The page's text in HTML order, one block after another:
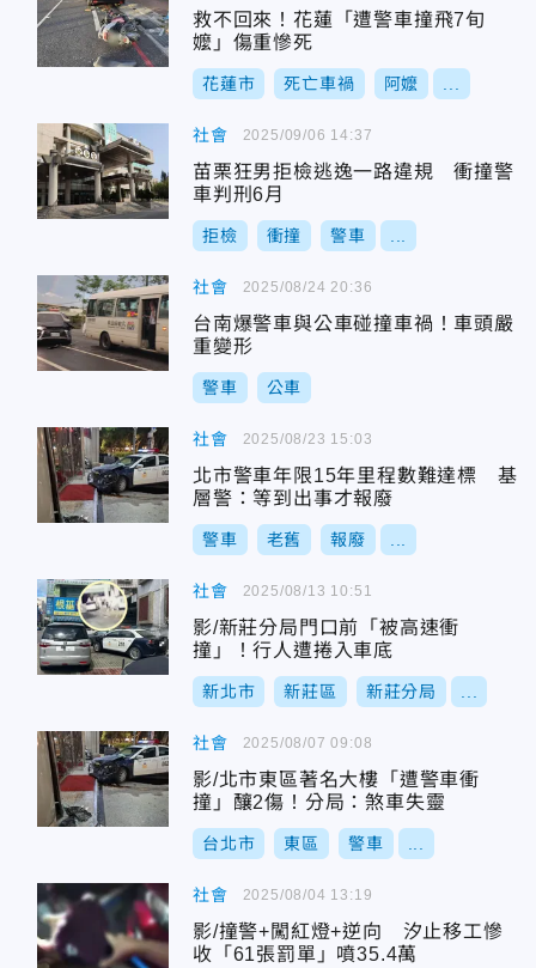
救不回來！花蓮「遭警車撞飛7旬
嬤」傷重慘死
花蓮市 死亡車禍 阿嬤
社會
苗栗狂男拒檢逃逸一路違規 衝撞警
車判刑6月
拒檢 衝撞 警車
2025/09/06 14:37
社會
台南爆警車與公車碰撞車禍！車頭嚴
重變形
警車 公車
2025/08/24 20:36
社會
北市警車年限15年里程數難達標 基
層警：等到出事才報廢
警車 老舊 報廢
2025/08/23 15:03
社會
影/新莊分局門口前「被高速衝
撞」！行人遭捲入車底
新北市 新莊區 新莊分局
2025/08/13 10:51
社會
影/北市東區著名大樓「遭警車衝
撞」釀2傷！分局：煞車失靈
台北市 東區 警車
2025/08/07 09:08
社會
影/撞警+闖紅燈+逆向 汐止移工慘
收「61張罰單」噴35.4萬
2025/08/04 13:19